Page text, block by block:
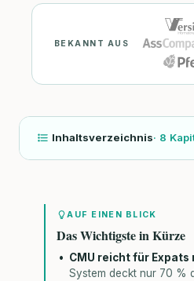
BEKANNT AUS
Inhaltsverzeichnis· 8
AUF EINEN BLICK
Das Wichtigste in Kürze
CMU reicht für Expats
System deckt nur 70 %